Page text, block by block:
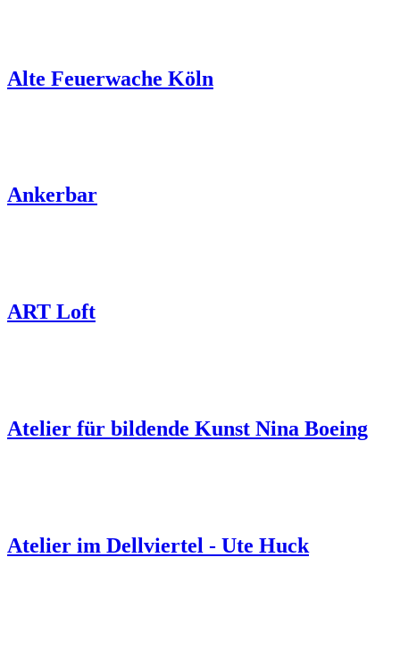
Alte Feuerwache Köln
Ankerbar
ART Loft
Atelier für bildende Kunst Nina Boeing
Atelier im Dellviertel - Ute Huck